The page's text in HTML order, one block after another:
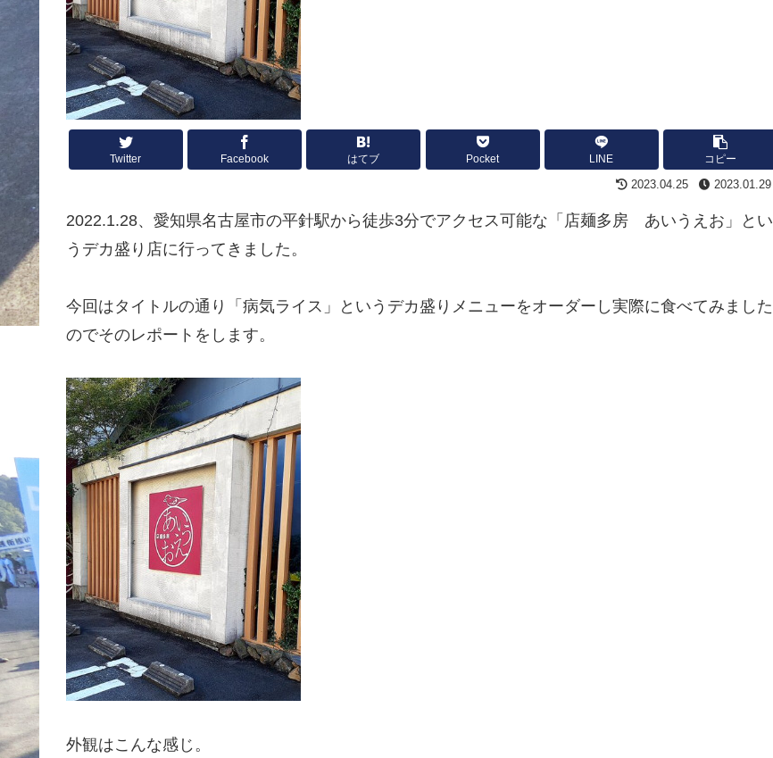
Twitter Facebook はてブ Pocket LINE コピー
2023.04.25 2023.01.29
2022.1.28、愛知県名古屋市の平針駅から徒歩3分でアクセス可能な「店麺多房 あいうえお」とい
うデカ盛り店に行ってきました。
今回はタイトルの通り「病気ライス」というデカ盛りメニューをオーダーし実際に食べてみました
のでそのレポートをします。
外観はこんな感じ。